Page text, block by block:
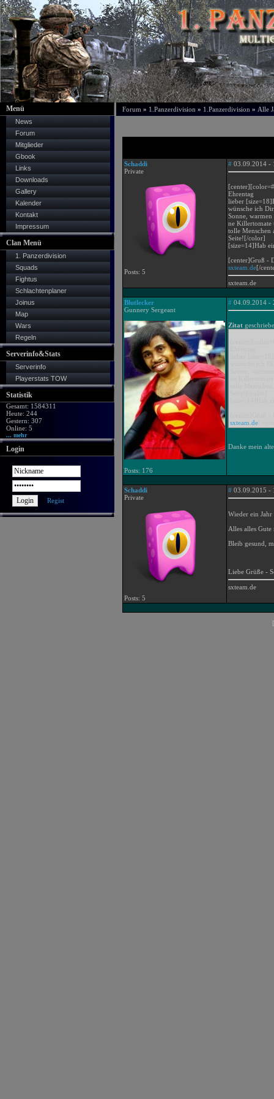
Menü
News
Forum
Mitglieder
Gbook
Links
Downloads
Gallery
Kalender
Kontakt
Impressum
Clan Menü
1. Panzerdivision
Squads
Fightus
Schlachtenplaner
Joinus
Map
Wars
Regeln
Serverinfo&Stats
Serverinfo
Playerstats TOW
Statistik
Gesamt: 1584311
Heute: 244
Gestern: 307
Online: 5
... mehr
Login
Regist
Forum » 1.Panzerdivision » 1.Panzerdivision » Alle
Schaddi
Private
Posts: 5
# 03.09.2014 -
Ehrentag
lieber
wünsche ich
Sonne,
ne Killertomate
tolle Menschen
Seite![/color]
[size=14]Hab
[center]Gruß -
sxteam.de[/
sxteam.de
Blutlecker
Gunnery Sergeant
Posts: 176
# 04.09.2014 -
Zitat
sxteam.de
Danke mein
Schaddi
Private
Posts: 5
# 03.09.2015 -
Wieder ein
Alles alles
Bleib gesund,
Liebe Grüße -
sxteam.de